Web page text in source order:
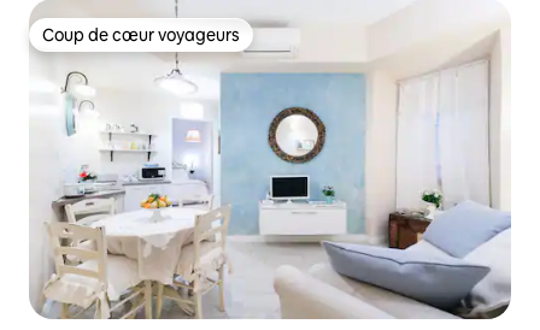
Coup de cœur voyageurs
Coup de cœur voyageurs